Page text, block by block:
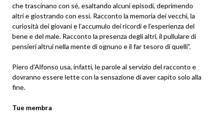
che trascinano con sé, esaltando alcuni episodi, deprimendo
altri e giostrando con essi. Racconto la memoria dei vecchi, la
curiosità dei giovani e l’accumulo dei ricordi e l’esperienza del
bene e del male. Racconto la presenza degli altri, il pullulare di
pensieri altrui nella mente di ognuno e il far tesoro di quelli”.
Piero d’Alfonso usa, infatti, le parole al servizio del racconto e
dovranno essere lette con la sensazione di aver capito solo alla
fine.
Tue membra